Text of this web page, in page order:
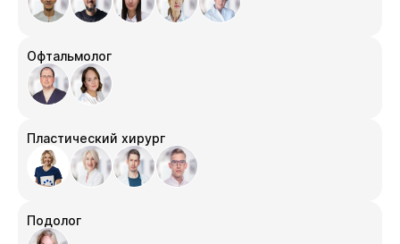
Офтальмолог
Пластический хирург
Подолог